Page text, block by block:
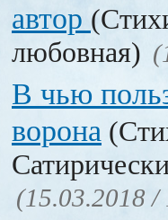
автор
любовная)
В чью
ворона
(15.03.2018 /